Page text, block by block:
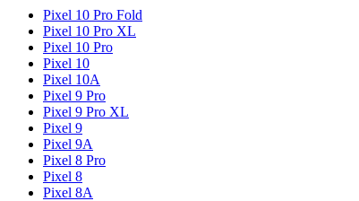
Pixel 10 Pro Fold
Pixel 10 Pro XL
Pixel 10 Pro
Pixel 10
Pixel 10A
Pixel 9 Pro
Pixel 9 Pro XL
Pixel 9
Pixel 9A
Pixel 8 Pro
Pixel 8
Pixel 8A